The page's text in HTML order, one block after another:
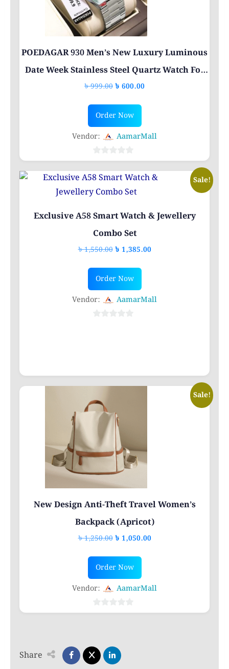
POEDAGAR 930 Men’s New Luxury Luminous
Date Week Stainless Steel Quartz Watch For
Men
৳999.00Original
was:
৳ 999.00.
৳ 600.00Current
Order Now
Vendor: AamarMall
0
out
5
Sale!
Exclusive A58 Smart Watch & Jewellery
Combo Set
৳1,550.00 Original
was:
৳ 1,550.00.
৳ 1,385.00Current
Order Now
Vendor: AamarMall
Sale!
New Design Anti-Theft Travel Women’s
Backpack (Apricot)
৳1,250.00 Original
was:
৳ 1,250.00.
৳ 1,050.00Current
Order Now
Vendor: AamarMall
0
5
Share